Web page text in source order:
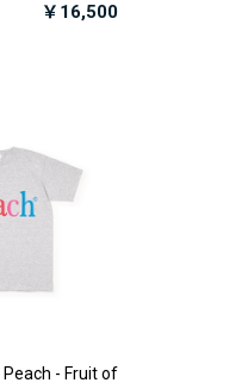
￥16,500
Peach - Fruit of